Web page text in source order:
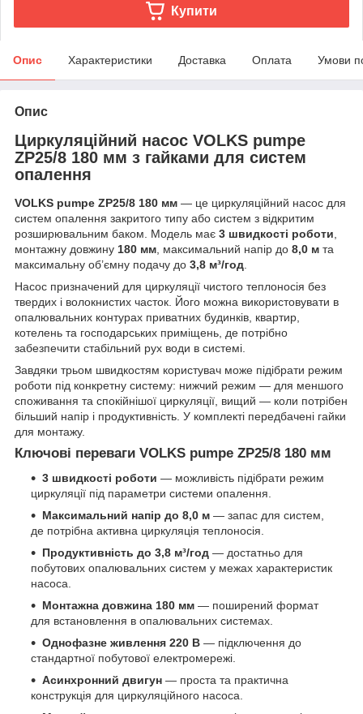
Купити
Опис Характеристики Доставка Оплата Умови
Опис
Циркуляційний насос VOLKS pumpe
ZP25/8 180 мм з гайками для систем
опалення
VOLKS pumpe ZP25/8 180 мм — це циркуляційний насос для
систем опалення закритого типу або систем з відкритим
розширювальним баком. Модель має 3 швидкості роботи,
монтажну довжину 180 мм, максимальний напір до 8,0 м та
максимальну об’ємну подачу до 3,8 м³/год.
Насос призначений для циркуляції чистого теплоносія без
твердих і волокнистих часток. Його можна використовувати в
опалювальних контурах приватних будинків, квартир,
котелень та господарських приміщень, де потрібно
забезпечити стабільний рух води в системі.
Завдяки трьом швидкостям користувач може підібрати режим
роботи під конкретну систему: нижчий режим — для меншого
споживання та спокійнішої циркуляції, вищий — коли потрібен
більший напір і продуктивність. У комплекті передбачені гайки
для монтажу.
Ключові переваги VOLKS pumpe ZP25/8 180 мм
3 швидкості роботи — можливість підібрати режим
циркуляції під параметри системи опалення.
Максимальний напір до 8,0 м — запас для систем,
де потрібна активна циркуляція теплоносія.
Продуктивність до 3,8 м³/год — достатньо для
побутових опалювальних систем у межах характеристик
насоса.
Монтажна довжина 180 мм — поширений формат
для встановлення в опалювальних системах.
Однофазне живлення 220 В — підключення до
стандартної побутової електромережі.
Асинхронний двигун — проста та практична
конструкція для циркуляційного насоса.